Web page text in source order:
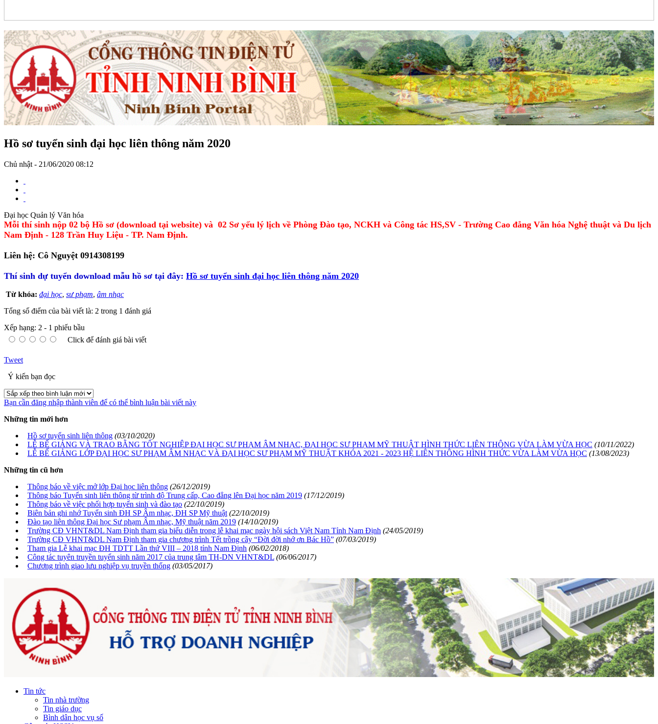
Hồ sơ tuyển sinh đại học liên thông năm 2020
Chủ nhật - 21/06/2020 08:12
Đại học Quản lý Văn hóa
Mỗi thí sinh nộp 02 bộ Hồ sơ (download tại website) và 02 Sơ yếu lý lịch về Phòng Đào tạo, NCKH và Công tác HS,SV - Trường Cao đẳng Văn hóa Nghệ thuật và Du lịch
Nam Định - 128 Trần Huy Liệu - TP. Nam Định.
Liên hệ: Cô Nguyệt 0914308199
Thí sinh dự tuyển download mẫu hồ sơ tại đây: Hồ sơ tuyển sinh đại học liên thông năm 2020
Từ khóa: đại học, sư phạm, âm nhạc
Tổng số điểm của bài viết là: 2 trong 1 đánh giá
Xếp hạng: 2 - 1 phiếu bầu
Click để đánh giá bài viết
Tweet
Ý kiến bạn đọc
Bạn cần đăng nhập thành viên để có thể bình luận bài viết này
Những tin mới hơn
Hồ sơ tuyển sinh liên thông (03/10/2020)
LỄ BẾ GIẢNG VÀ TRAO BẰNG TỐT NGHIỆP ĐẠI HỌC SƯ PHẠM ÂM NHẠC, ĐẠI HỌC SƯ PHẠM MỸ THUẬT HÌNH THỨC LIÊN THÔNG VỪA LÀM VỪA HỌC (10/11/2022)
LỄ BẾ GIẢNG LỚP ĐẠI HỌC SƯ PHẠM ÂM NHẠC VÀ ĐẠI HỌC SƯ PHẠM MỸ THUẬT KHÓA 2021 - 2023 HỆ LIÊN THÔNG HÌNH THỨC VỪA LÀM VỪA HỌC (13/08/2023)
Những tin cũ hơn
Thông báo về việc mở lớp Đại học liên thông (26/12/2019)
Thông báo Tuyển sinh liên thông từ trình độ Trung cấp, Cao đẳng lên Đại học năm 2019 (17/12/2019)
Thông báo về việc phối hợp tuyển sinh và đào tạo (22/10/2019)
Biên bản ghi nhớ Tuyển sinh ĐH SP Âm nhạc, ĐH SP Mỹ thuật (22/10/2019)
Đào tạo liên thông Đại học Sư phạm Âm nhạc, Mỹ thuật năm 2019 (14/10/2019)
Trường CĐ VHNT&DL Nam Định tham gia biểu diễn trong lễ khai mạc ngày hội sách Việt Nam Tỉnh Nam Định (24/05/2019)
Trường CĐ VHNT&DL Nam Định tham gia chương trình Tết trồng cây “Đời đời nhớ ơn Bác Hồ” (07/03/2019)
Tham gia Lễ khai mạc ĐH TDTT Lần thứ VIII – 2018 tỉnh Nam Định (06/02/2018)
Công tác tuyên truyền tuyển sinh năm 2017 của trung tâm TH-DN VHNT&DL (06/06/2017)
Chương trình giao lưu nghiệp vụ truyền thống (03/05/2017)
Tin tức
Tin nhà trường
Tin giáo dục
Bình dân học vụ số